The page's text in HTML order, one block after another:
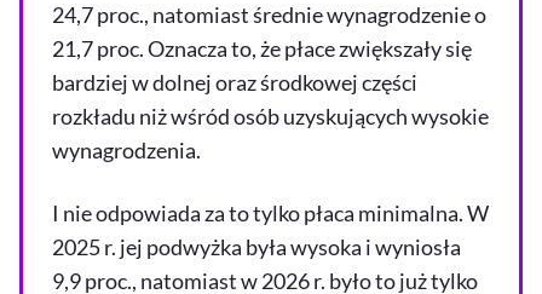
24,7 proc., natomiast średnie wynagrodzenie o
21,7 proc. Oznacza to, że płace zwiększały się
bardziej w dolnej oraz środkowej części
rozkładu niż wśród osób uzyskujących wysokie
wynagrodzenia.
I nie odpowiada za to tylko płaca minimalna. W
2025 r. jej podwyżka była wysoka i wyniosła
9,9 proc., natomiast w 2026 r. było to już tylko